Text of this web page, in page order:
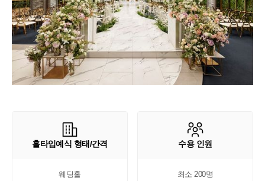
홀타입예식 형태/간격
웨딩홀
수용 인원
최소 200명